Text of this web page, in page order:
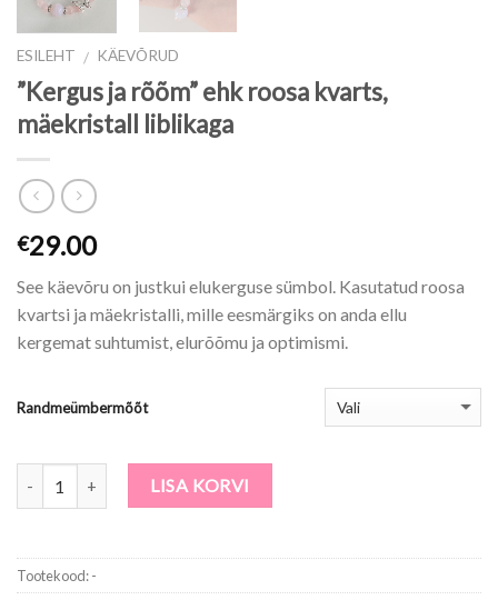
ESILEHT / KÄEVÕRUD
”Kergus ja rõõm” ehk roosa kvarts,
mäekristall liblikaga
€29.00
See käevõru on justkui elukerguse sümbol. Kasutatud roosa
kvartsi ja mäekristalli, mille eesmärgiks on anda ellu
kergemat suhtumist, elurõõmu ja optimismi.
Randmeümbermõõt
LISA KORVI
Tootekood:-